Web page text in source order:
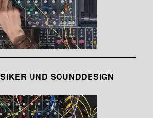
UND SOUNDDESIGN